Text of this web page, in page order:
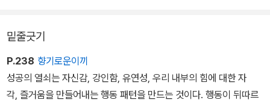
밑줄긋기
P.238 향기로운이끼
성공의 열쇠는 자신감, 강인함, 유연성, 우리 내부의 힘에 대한 자
각, 즐거움을 만들어내는 행동 패턴을 만드는 것이다. 행동이 뒤따르